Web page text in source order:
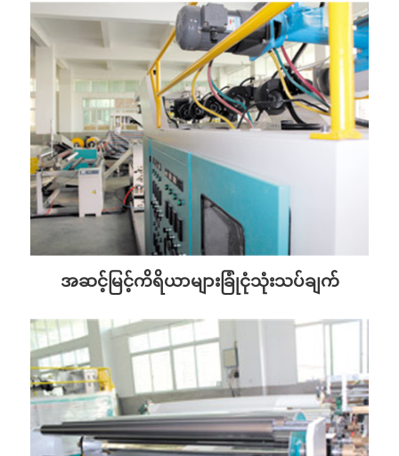
အဆင့်မြင့်ကိရိယာများခြုံငုံသုံးသပ်ချက်